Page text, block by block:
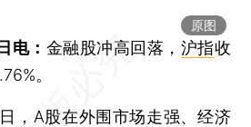
原图
电： 金融股冲高回落， 沪指收
。
A股在外围市场走强、经济